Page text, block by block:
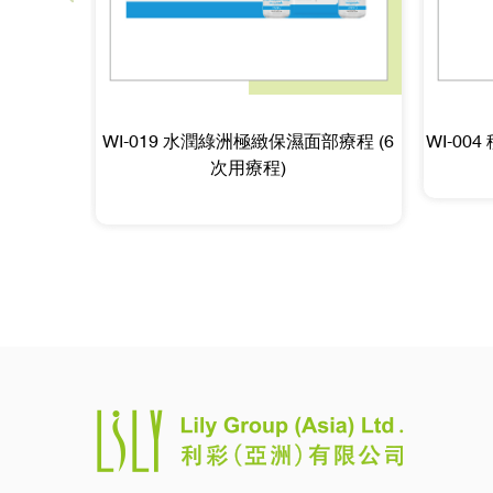
WI-019 水潤綠洲極緻保濕面部療程 (6
次用療程)
WI-004